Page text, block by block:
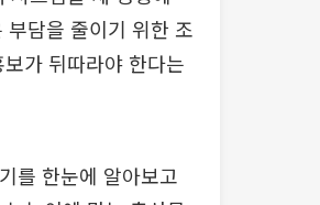
담을 줄이기 위한 조
가 뒤따라야 한다는
를 한눈에 알아보고